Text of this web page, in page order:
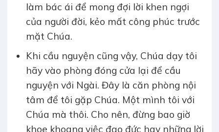
làm bác ái để mong đợi lời khen ngợi
của người đời, kẻo mất công phúc trước
mặt Chúa.
Khi cầu nguyện cũng vậy, Chúa dạy tôi
hãy vào phòng đóng cửa lại để cầu
nguyện với Ngài. Đây là căn phòng nội
tâm để tôi gặp Chúa. Một mình tôi với
Chúa mà thôi. Cho nên, đừng bao giờ
khoe khoang việc đạo đức hay những lời